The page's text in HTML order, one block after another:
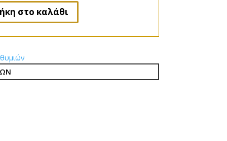
e
e
r
στο καλάθι